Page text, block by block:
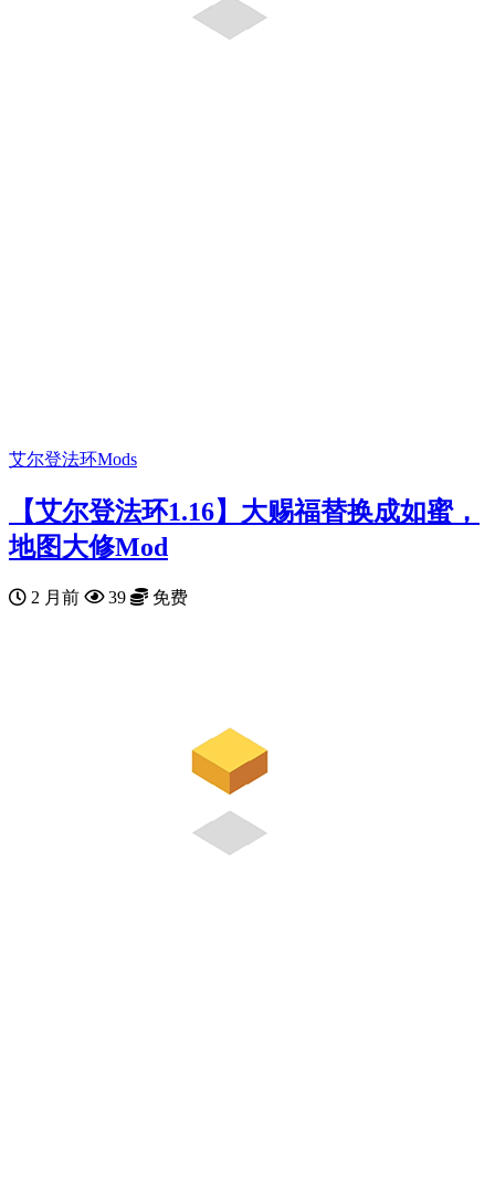
艾尔登法环Mods
【艾尔登法环1.16】大赐福替换成如蜜，
地图大修Mod
2 月前 39 免费